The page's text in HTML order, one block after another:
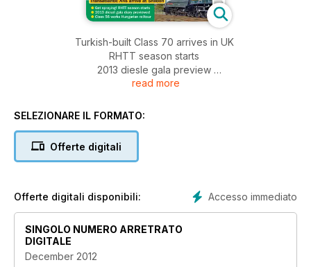
Turkish-built Class 70 arrives in UK
RHTT season starts
2013 diesle gala preview
InnoTrans report
Severn Valley gala
Stratford steam heat finale
read more
SELEZIONARE IL FORMATO:
Offerte digitali
Accesso immediato
Offerte digitali disponibili:
SINGOLO NUMERO ARRETRATO
DIGITALE
December 2012